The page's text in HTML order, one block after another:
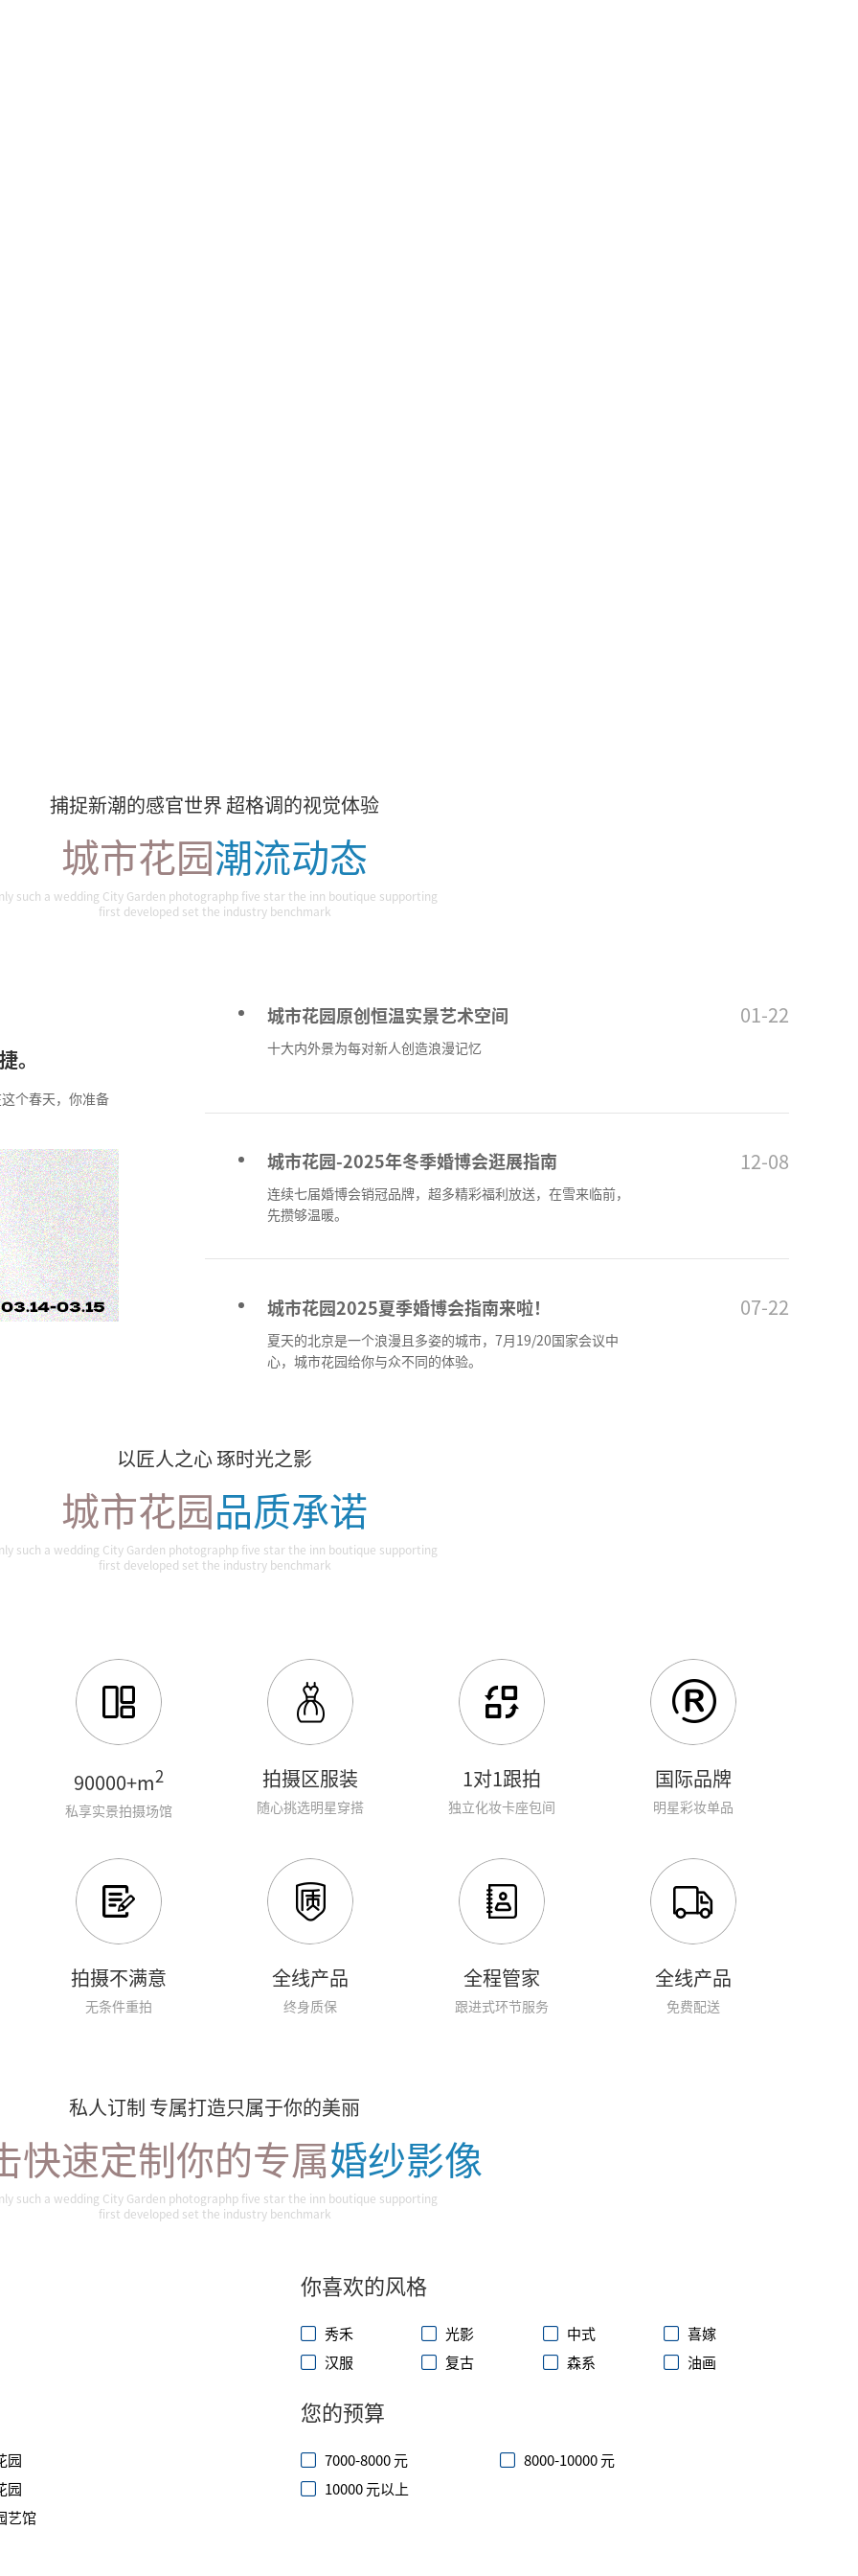
捕捉新潮的感官世界 超格调的视觉体验
城市花园潮流动态
such a wedding City Garden photographp five star the inn boutique supporting
first developed set the industry benchmark
。
个春天，你准备
城市花园原创恒温实景艺术空间 01-22
十大内外景为每对新人创造浪漫记忆
城市花园-2025年冬季婚博会逛展指南 12-08
连续七届婚博会销冠品牌，超多精彩福利放送，在雪来临前，
先攒够温暖。
城市花园2025夏季婚博会指南来啦！ 07-22
夏天的北京是一个浪漫且多姿的城市，7月19/20国家会议中
心，城市花园给你与众不同的体验。
以匠人之心 琢时光之影
城市花园品质承诺
such a wedding City Garden photographp five star the inn boutique supporting
first developed set the industry benchmark
90000+m2
私享实景拍摄场馆
拍摄区服装
随心挑选明星穿搭
1对1跟拍
独立化妆卡座包间
国际品牌
明星彩妆单品
拍摄不满意
无条件重拍
全线产品
终身质保
全程管家
跟进式环节服务
全线产品
免费配送
私人订制 专属打造只属于你的美丽
快速定制你的专属婚纱影像
such a wedding City Garden photographp five star the inn boutique supporting
first developed set the industry benchmark
你喜欢的风格
秀禾 光影 中式
喜嫁
汉服
复古 森系 油画
园
园
艺馆
您的预算
7000-8000 元
8000-10000 元
10000 元以上